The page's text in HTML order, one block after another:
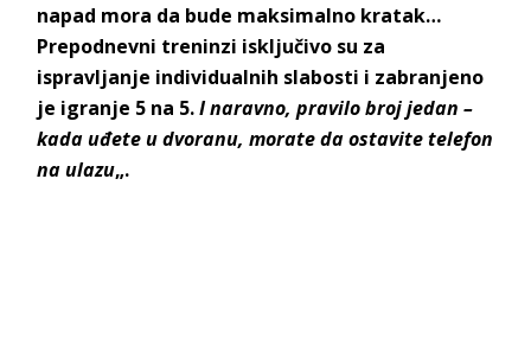
napad mora da bude maksimalno kratak…
Prepodnevni treninzi isključivo su za
ispravljanje individualnih slabosti i zabranjeno
je igranje 5 na 5.I naravno, pravilo broj jedan –
kada uđete u dvoranu, morate da ostavite telefon
na ulazu„.